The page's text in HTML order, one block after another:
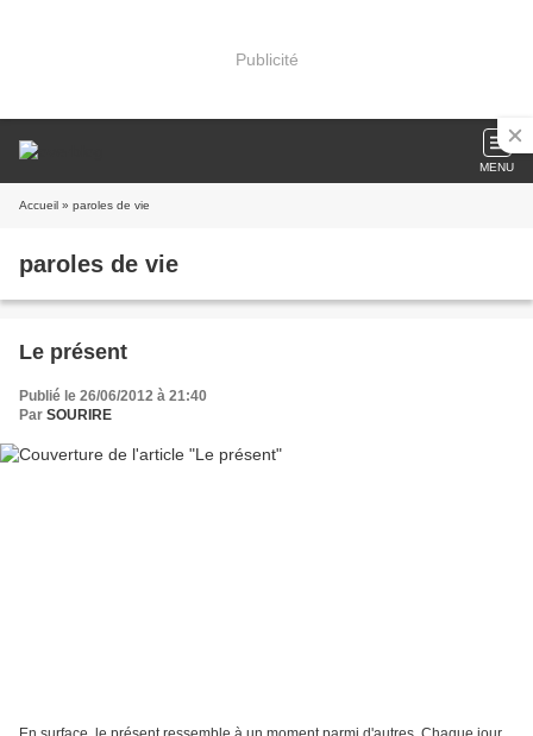
Publicité
MENU
Accueil » paroles de vie
paroles de vie
Le présent
Publié le 26/06/2012 à 21:40
Par SOURIRE